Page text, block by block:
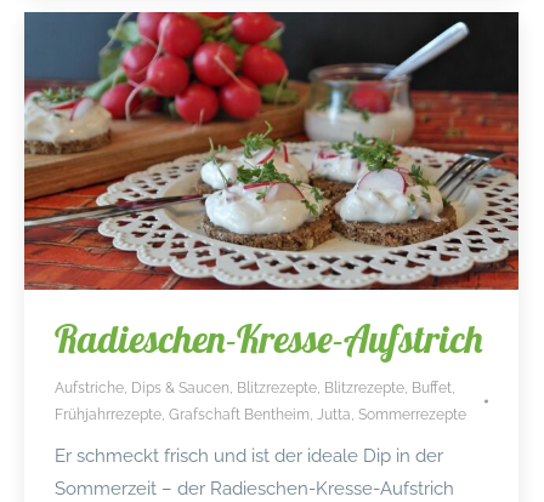
Radieschen-Kresse-Aufstrich
Aufstriche, Dips & Saucen, Blitzrezepte, Blitzrezepte, Buffet,
Frühjahrrezepte, Grafschaft Bentheim, Jutta, Sommerrezepte
Er schmeckt frisch und ist der ideale Dip in der
Sommerzeit – der Radieschen-Kresse-Aufstrich